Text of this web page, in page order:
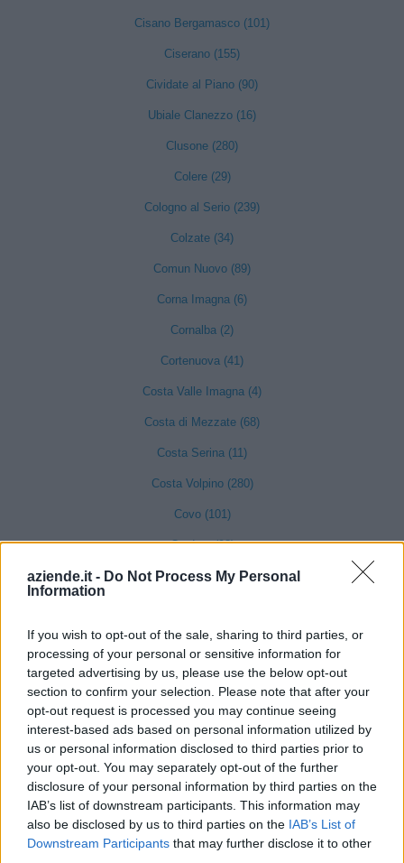
aziende.it - Do Not Process My Personal
Information
If you wish to opt-out of the sale, sharing to third parties, or
processing of your personal or sensitive information for
targeted advertising by us, please use the below opt-out
section to confirm your selection. Please note that after your
opt-out request is processed you may continue seeing
interest-based ads based on personal information utilized by
us or personal information disclosed to third parties prior to
your opt-out. You may separately opt-out of the further
disclosure of your personal information by third parties on the
IAB’s list of downstream participants. This information may
also be disclosed by us to third parties on the IAB’s List of
Downstream Participants that may further disclose it to other
Cisano Bergamasco (101)
Ciserano (155)
Cividate al Piano (90)
Ubiale Clanezzo (16)
Clusone (280)
Colere (29)
Cologno al Serio (239)
Colzate (34)
Comun Nuovo (89)
Corna Imagna (6)
Cornalba (2)
Cortenuova (41)
Costa Valle Imagna (4)
Costa di Mezzate (68)
Costa Serina (11)
Costa Volpino (280)
Covo (101)
Credaro (98)
Curno (344)
Dalmine (397)
Dossena (10)
Endine Gaiano (94)
Entratico (29)
Fara Gera d'Adda (118)
Fara Olivana con Sola (27)
Filago (50)
Fino del Monte (14)